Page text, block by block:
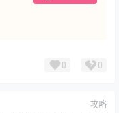
0 0
攻略